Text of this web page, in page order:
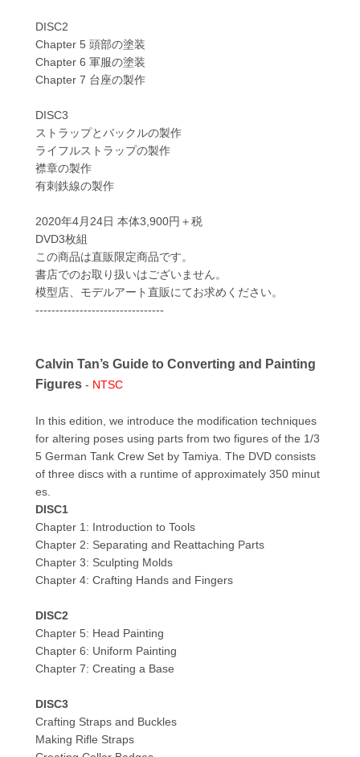
DISC2
Chapter 5 頭部の塗装
Chapter 6 軍服の塗装
Chapter 7 台座の製作
DISC3
ストラップとバックルの製作
ライフルストラップの製作
襟章の製作
有刺鉄線の製作
2020年4月24日 本体3,900円＋税
DVD3枚組
この商品は直販限定商品です。
書店でのお取り扱いはございません。
模型店、モデルアート直販にてお求めください。
--------------------------------
Calvin Tan’s Guide to Converting and Painting
Figures- NTSC
In this edition, we introduce the modification techniques
for altering poses using parts from two figures of the 1/3
5 German Tank Crew Set by Tamiya. The DVD consists
of three discs with a runtime of approximately 350 minut
es.
DISC1
Chapter 1: Introduction to Tools
Chapter 2: Separating and Reattaching Parts
Chapter 3: Sculpting Molds
Chapter 4: Crafting Hands and Fingers
DISC2
Chapter 5: Head Painting
Chapter 6: Uniform Painting
Chapter 7: Creating a Base
DISC3
Crafting Straps and Buckles
Making Rifle Straps